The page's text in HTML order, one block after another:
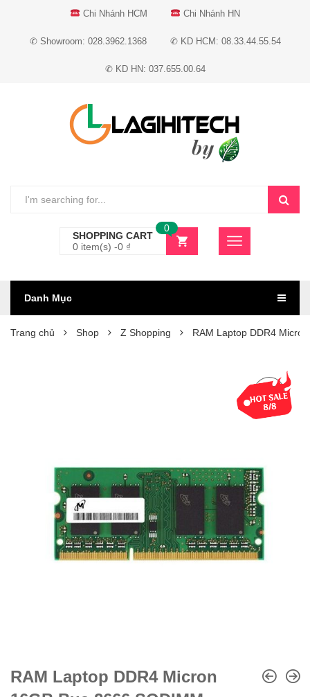
Chi Nhánh HCM Chi Nhánh HN
✆ Showroom: 028.3962.1368 ✆ KD HCM: 08.33.44.55.54
✆ KD HN: 037.655.00.64
SHOPPING CART
0 item(s) -0 ₫
0
Danh Mục
Trang chủ Shop Z Shopping RAM Laptop DDR4
RAM Laptop DDR4 Micron